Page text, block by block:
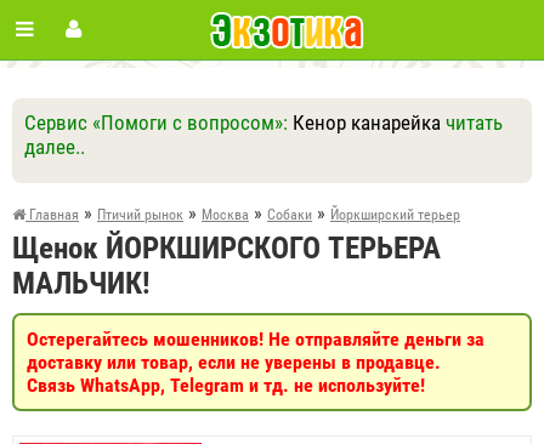
Сервис «Помоги с вопросом»: Кенор канарейка читать
далее..
Ответить Другие вопросы
Задать вопрос
Главная » Птичий рынок » Москва » Собаки » Йоркширский терьер
Щенок ЙОРКШИРСКОГО ТЕРЬЕРА
МАЛЬЧИК!
Остерегайтесь мошенников! Не отправляйте деньги за
доставку или товар, если не уверены в продавце.
Связь WhatsApp, Telegram и тд. не используйте!